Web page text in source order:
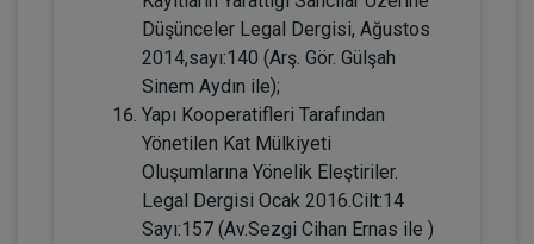
Tüketici Hukuku Enstitüsü
Düşünceler Legal Dergisi, Ağustos
2014,sayı:140 (Arş. Gör. Gülşah
Sinem Aydın ile);
Yapı Kooperatifleri Tarafından
Yönetilen Kat Mülkiyeti
Oluşumlarına Yönelik Eleştiriler.
Legal Dergisi Ocak 2016.Cilt:14
Sayı:157 (Av.Sezgi Cihan Ernas ile )